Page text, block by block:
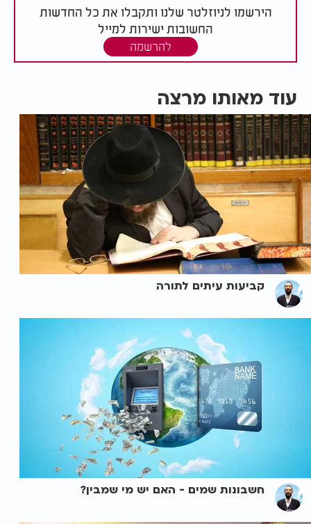
הירשמו לניוזלטר שלנו ותקבלו את כל החדשות
החשובות ישירות למייל
להרשמה
עוד מאותו מרצה
קביעות עיתים לתורה
חשבונות שמים - האם יש מי שמבין?